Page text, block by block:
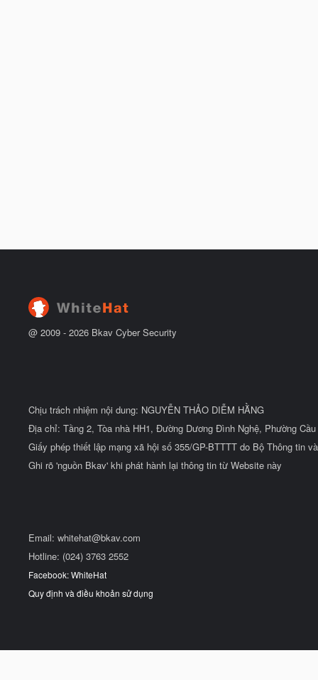
@ 2009 - 2026 Bkav Cyber Security
Chịu trách nhiệm nội dung: NGUYỄN THẢO DIỄM HẰNG
Địa chỉ: Tầng 2, Tòa nhà HH1, Đường Dương Đình Nghệ, Phường
Giấy phép thiết lập mạng xã hội số 355/GP-BTTTT do Bộ Thông tin
Ghi rõ 'nguồn Bkav' khi phát hành lại thông tin từ Website này
Email: whitehat@bkav.com
Hotline: (024) 3763 2552
Facebook: WhiteHat
Quy định và điều khoản sử dụng